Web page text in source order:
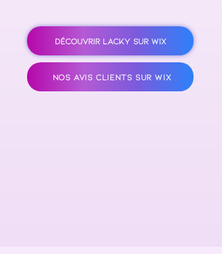
DÉCOUVRIR LACKY SUR WIX
NOS AVIS CLIENTS SUR WIX